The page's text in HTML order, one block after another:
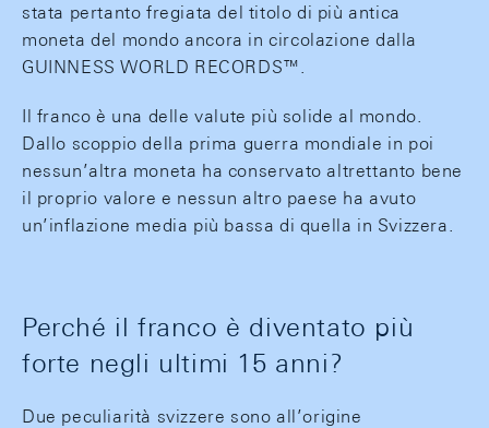
stata pertanto fregiata del titolo di più antica
moneta del mondo ancora in circolazione dalla
GUINNESS WORLD RECORDS™.
Il franco è una delle valute più solide al mondo.
Dallo scoppio della prima guerra mondiale in poi
nessun’altra moneta ha conservato altrettanto bene
il proprio valore e nessun altro paese ha avuto
un’inflazione media più bassa di quella in Svizzera.
Perché il franco è diventato più
forte negli ultimi 15 anni?
Due peculiarità svizzere sono all’origine